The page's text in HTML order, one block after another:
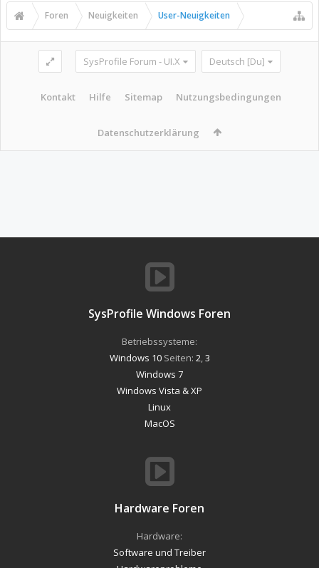
Foren Neuigkeiten User-Neuigkeiten
SysProfile Forum - UI.X Deutsch [Du]
Kontakt Hilfe Sitemap Nutzungsbedingungen
Datenschutzerklärung
SysProfile Windows Foren
Betriebssysteme:
Windows 10Seiten: 2 3
Windows 7
Windows Vista & XP
Linux
MacOS
Hardware Foren
Hardware:
Software und Treiber